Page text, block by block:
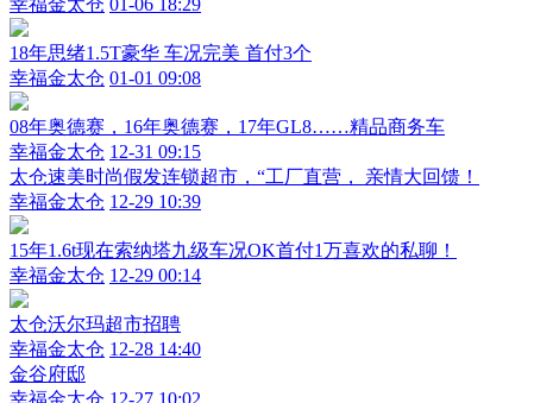
幸福金太仓 01-06 18:29
18年思绪1.5T豪华 车况完美 首付3个
幸福金太仓 01-01 09:08
08年奥德赛，16年奥德赛，17年GL8……精品商务车
幸福金太仓 12-31 09:15
太仓速美时尚假发连锁超市，“工厂直营， 亲情大回馈！
幸福金太仓 12-29 10:39
15年1.6t现在索纳塔九级车况OK首付1万喜欢的私聊！
幸福金太仓 12-29 00:14
太仓沃尔玛超市招聘
幸福金太仓 12-28 14:40
金谷府邸
幸福金太仓 12-27 10:02